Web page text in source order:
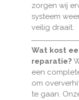
zorgen wij
systeem
veilig draait.
Wat kost
reparatie?
een
om
te gaan.